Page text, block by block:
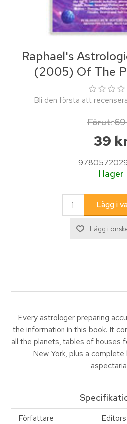
Raphael's
(2005) Of The
Bli den första att
Förut:69
39
I lager
Every astrologer preparing
the information in this book. It
all the planets, tables of houses
New York, plus a complete
Författare